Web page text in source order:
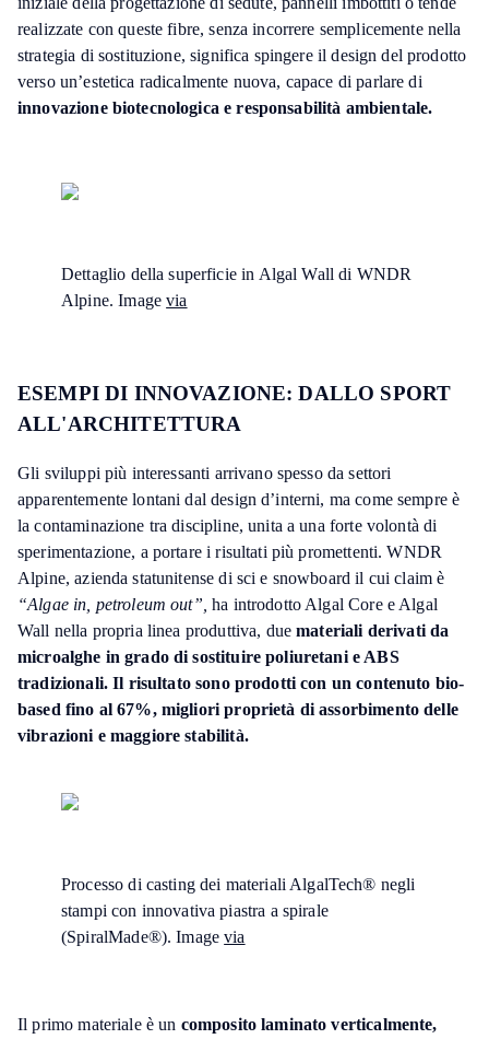
realizzate con queste fibre, senza incorrere semplicemente nella
strategia di sostituzione, significa spingere il design del prodotto
verso un’estetica radicalmente nuova, capace di parlare di
innovazione biotecnologica e responsabilità ambientale.
Dettaglio della superficie in Algal Wall di WNDR
Alpine. Imagevia
ESEMPI DI INNOVAZIONE: DALLO SPORT
ALL'ARCHITETTURA
Gli sviluppi più interessanti arrivano spesso da settori
apparentemente lontani dal design d’interni, ma come sempre è
la contaminazione tra discipline, unita a una forte volontà di
sperimentazione, a portare i risultati più promettenti. WNDR
Alpine, azienda statunitense di sci e snowboard il cui claim è
“Algae in, petroleum out”, ha introdotto Algal Core e Algal
Wall nella propria linea produttiva, duemateriali derivati da
microalghe in grado di sostituire poliuretani e ABS
tradizionali. Il risultato sono prodotti con un contenuto bio-
based fino al 67%, migliori proprietà di assorbimento delle
vibrazioni e maggiore stabilità.
Processo di casting dei materiali AlgalTech® negli
stampi con innovativa piastra a spirale
(SpiralMade®). Imagevia
Il primo materiale è un composito laminato verticalmente,